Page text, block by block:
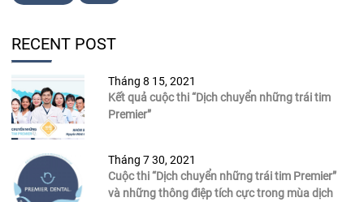
RECENT POST
Tháng 8 15, 2021
Kết quả cuộc thi “Dịch chuyển những trái tim
Premier”
Tháng 7 30, 2021
Cuộc thi “Dịch chuyển những trái tim Premier”
và những thông điệp tích cực trong mùa dịch